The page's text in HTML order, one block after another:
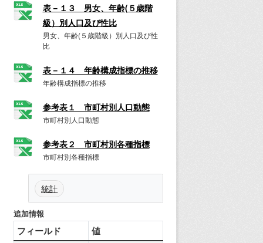
表－１３ 男女、年齢(５歳階
級）別人口及び性比
男女、年齢(５歳階級）別人口及び性
比
表－１４ 年齢構成指標の推移
年齢構成指標の推移
参考表１ 市町村別人口動態
市町村別人口動態
参考表２ 市町村別各種指標
市町村別各種指標
統計
追加情報
フィールド 値